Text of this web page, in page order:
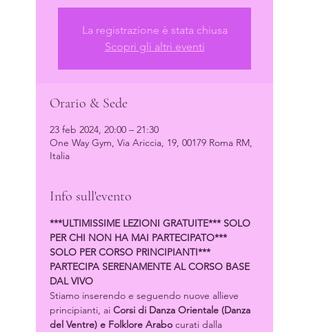
La registrazione è stata chiusa
Scopri gli altri eventi
Orario & Sede
23 feb 2024, 20:00 – 21:30
One Way Gym, Via Ariccia, 19, 00179 Roma RM,
Italia
Info sull'evento
***ULTIMISSIME LEZIONI GRATUITE*** SOLO
PER CHI NON HA MAI PARTECIPATO***
SOLO PER CORSO PRINCIPIANTI***
PARTECIPA SERENAMENTE AL CORSO BASE
DAL VIVO
Stiamo inserendo e seguendo nuove allieve
principianti, ai Corsi di Danza Orientale (Danza
del Ventre) e Folklore Arabo curati dalla